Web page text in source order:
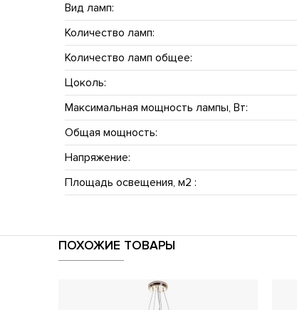
Вид ламп:
Количество ламп:
Количество ламп общее:
Цоколь:
Максимальная мощность лампы, Вт:
Общая мощность:
Напряжение:
Площадь освещения, м2 :
ПОХОЖИЕ ТОВАРЫ